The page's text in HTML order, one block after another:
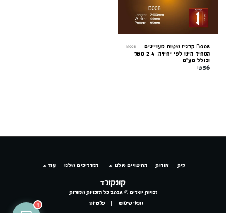
B008 קרניז שטוח מעויינים B008
המחיר הינו לפי יחידה: 2.4 מטר
וכולל מע"מ.
₪56
קונקורד
זכויות יוצרים © 2026 כל הזכויות שמורות
תנאי שימוש |פרטיות
בית אודות החיפויים שלנו המדריכים שלנו עוד
1